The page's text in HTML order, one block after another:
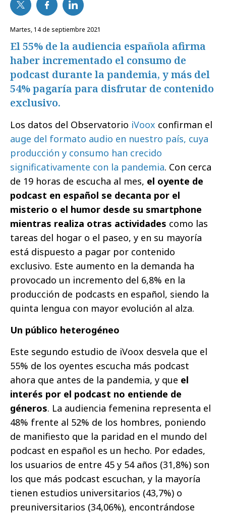
martes, 14 de septiembre 2021
El 55% de la audiencia española afirma
haber incrementado el consumo de
podcast durante la pandemia, y más del
54% pagaría para disfrutar de contenido
exclusivo.
Los datos del Observatorio iVoox confirman el
auge del formato audio en nuestro país, cuya
producción y consumo han crecido
significativamente con la pandemia. Con cerca
de 19 horas de escucha al mes, el oyente de
podcast en español se decanta por el
misterio o el humor desde su smartphone
mientras realiza otras actividades como las
tareas del hogar o el paseo, y en su mayoría
está dispuesto a pagar por contenido
exclusivo. Este aumento en la demanda ha
provocado un incremento del 6,8% en la
producción de podcasts en español, siendo la
quinta lengua con mayor evolución al alza.
Un público heterogéneo
Este segundo estudio de iVoox desvela que el
55% de los oyentes escucha más podcast
ahora que antes de la pandemia, y que el
interés por el podcast no entiende de
géneros. La audiencia femenina representa el
48% frente al 52% de los hombres, poniendo
de manifiesto que la paridad en el mundo del
podcast en español es un hecho. Por edades,
los usuarios de entre 45 y 54 años (31,8%) son
los que más podcast escuchan, y la mayoría
tienen estudios universitarios (43,7%) o
preuniversitarios (34,06%), encontrándose